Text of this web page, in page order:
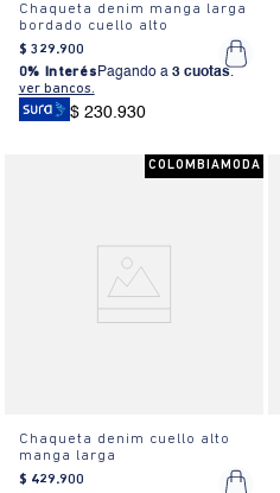
Chaqueta denim manga larga
bordado cuello alto
$ 329.900
0% Interés Pagando a 3 cuotas.
ver bancos.
$ 230.930
COLOMBIAMODA
Chaqueta denim cuello alto
manga larga
$ 429.900